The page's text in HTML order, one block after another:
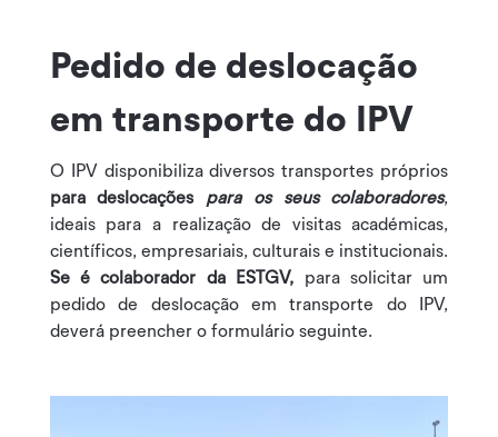
Pedido de deslocação
em transporte do IPV
O IPV disponibiliza diversos transportes próprios
para deslocações para os seus colaboradores,
ideais para a realização de visitas académicas,
científicos, empresariais, culturais e institucionais.
Se é colaborador da ESTGV, para solicitar um
pedido de deslocação em transporte do IPV,
deverá preencher o formulário seguinte.